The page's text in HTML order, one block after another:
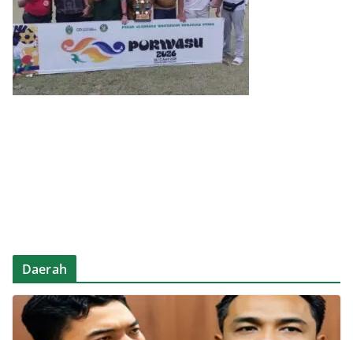
Daerah